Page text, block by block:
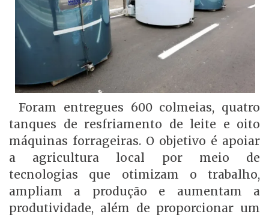
Foram entregues 600 colmeias, quatro
tanques de resfriamento de leite e oito
máquinas forrageiras. O objetivo é apoiar
a agricultura local por meio de
tecnologias que otimizam o trabalho,
ampliam a produção e aumentam a
produtividade, além de proporcionar um